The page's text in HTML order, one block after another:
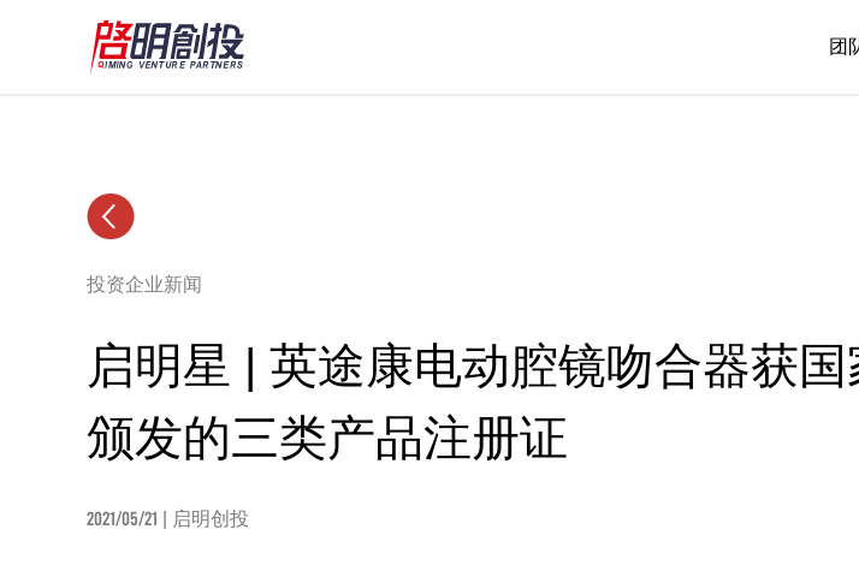
团
投资企业新闻
启明星 | 英途康电动腔镜吻合器获
颁发的三类产品注册证
2021/05/21 | 启明创投